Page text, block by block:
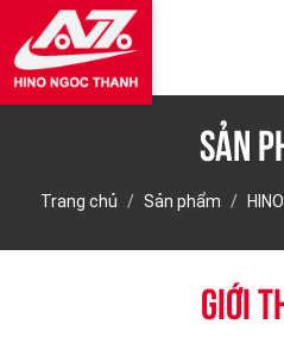
Sản
Trang chủ Sản phẩm
GIỚI